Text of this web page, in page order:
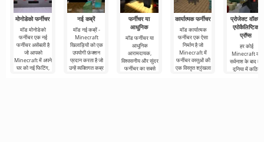
मोनोडेको फर्नीचर
मॉड मोनोडेको
फर्नीचर एक नई
फर्नीचर असेंबली है
जो आपको
Minecraft में अपने
घर को नई फिटिंग,
नई कब्रें
मॉड नई कब्रें -
Minecraft
खिलाड़ियों को एक
उपयोगी फ़ंक्शन
प्रदान करता है जो
उन्हें व्यक्तिगत कब्र
फर्नीचर या
आधुनिक
मॉड फर्नीचर या
आधुनिक
आरामदायक,
विश्वसनीय और सुंदर
फर्नीचर का सबसे
कार्यात्मक फर्नीचर
मॉड कार्यात्मक
फर्नीचर एक ऐसा
निर्माण है जो
Minecraft में
फर्नीचर वस्तुओं की
एक विस्तृत श्रृंखला
प्रोजेक्ट वॉकर:
एपोकैलिप्टिक
प्रॉप्स
हर कोई
Minecraft की
सर्वनाश के बाद की
दुनिया में कठिन